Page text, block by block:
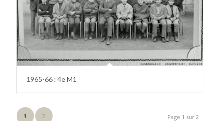
1965-66 : 4e M1
Page 1 sur 2
1 2